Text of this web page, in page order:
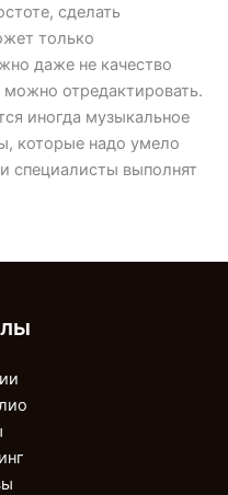
сделать
только
даже не качество
отредактировать.
иногда музыкальное
которые надо умело
специалисты выполнят